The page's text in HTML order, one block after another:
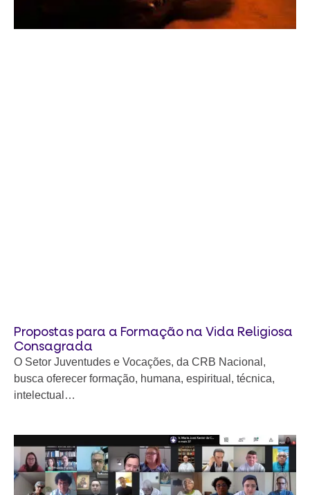
Propostas para a Formação na Vida Religiosa
Consagrada
O Setor Juventudes e Vocações, da CRB Nacional,
busca oferecer formação, humana, espiritual, técnica,
intelectual…